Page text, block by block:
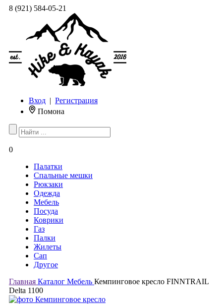
8 (921) 584-05-21
Вход | Регистрация
Помона
0
Палатки
Спальные мешки
Рюкзаки
Одежда
Мебель
Посуда
Коврики
Газ
Палки
Жилеты
Сап
Другое
Главная Каталог Мебель Кемпинговое кресло FINNTRAIL
Delta 1100